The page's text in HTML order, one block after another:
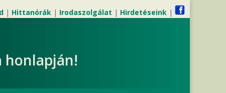
| Hittanórák| Irodaszolgálat | Hirdetéseink|
honlapján!